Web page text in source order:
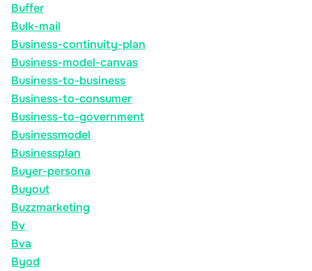
Buffer
Bulk-mail
Business-continuity-plan
Business-model-canvas
Business-to-business
Business-to-consumer
Business-to-government
Businessmodel
Businessplan
Buyer-persona
Buyout
Buzzmarketing
Bv
Bva
Byod